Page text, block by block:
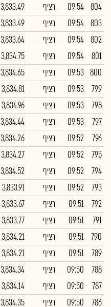
804
09:54 רציף 3,833.49
803
09:54 רציף 3,833.49
802
09:54 רציף 3,833.64
801
09:54 רציף 3,834.75
800
09:53 רציף 3,834.65
799
09:53 רציף 3,834.81
798
09:53 רציף 3,834.96
797
09:53 רציף 3,834.44
796
09:52 רציף 3,834.26
795
09:52 רציף 3,834.27
794
09:52 רציף 3,834.52
793
09:52 רציף 3,833.91
792
09:51 רציף 3,833.67
791
09:51 רציף 3,833.77
790
09:51 רציף 3,834.21
789
09:51 רציף 3,834.21
788
09:50 רציף 3,834.34
787
09:50 רציף 3,834.14
786
09:50 רציף 3,834.35